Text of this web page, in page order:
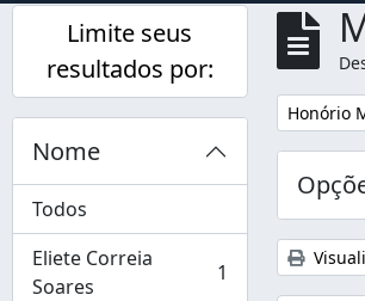
Limite seus
resultados por:
Nome
Todos
Eliete Correia
Soares
, 1 resultados 1
Remover
Honório